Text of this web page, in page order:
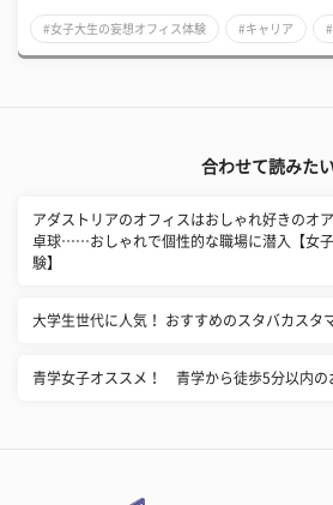
#女子大生の妄想オフィス体験 #キャリア
合わせて読みた
アダストリアのオフィスはおしゃれ好きのオ
卓球……おしゃれで個性的な職場に潜入【女
験】
大学生世代に人気！ おすすめのスタバカスタ
青学女子オススメ！ 青学から徒歩5分以内の